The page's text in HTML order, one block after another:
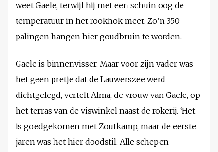
weet Gaele, terwijl hij met een schuin oog de
temperatuur in het rookhok meet. Zo’n 350
palingen hangen hier goudbruin te worden.
Gaele is binnenvisser. Maar voor zijn vader was
het geen pretje dat de Lauwerszee werd
dichtgelegd, vertelt Alma, de vrouw van Gaele, op
het terras van de viswinkel naast de rokerij. ‘Het
is goedgekomen met Zoutkamp, maar de eerste
jaren was het hier doodstil. Alle schepen